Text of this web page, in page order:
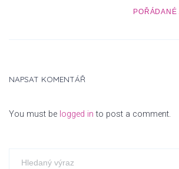
NAPSAT KOMENTÁŘ
You must be logged in to post a comment.